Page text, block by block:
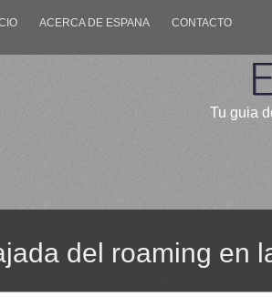
ACERCA DE ESPANA CONTACTO
Tu guia
del roaming en